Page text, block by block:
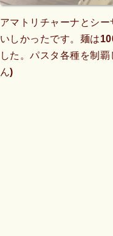
アマトリチャーナとシ
いしかったです。麺は
した。パスタ各種を制
ん)